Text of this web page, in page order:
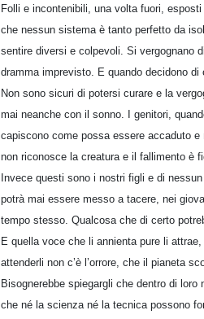
Folli e incontenibili, una volta fuori,
che nessun sistema è tanto perfetto da
sentire diversi e colpevoli. Si vergognano
dramma imprevisto. E quando decidono
Non sono sicuri di potersi curare e la
mai neanche con il sonno. I genitori,
capiscono come possa essere accaduto
non riconosce la creatura e il fallimento è
Invece questi sono i nostri figli e di
potrà mai essere messo a tacere, nei
tempo stesso. Qualcosa che di certo
E quella voce che li annienta pure li
attenderli non c’è l’orrore, che il pianeta
Bisognerebbe spiegargli che dentro di
che né la scienza né la tecnica possono